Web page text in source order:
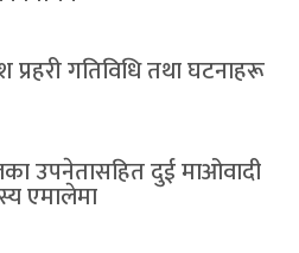
प्रहरी गतिविधि तथा घटनाहरू
उपनेतासहित दुई माओवादी
एमालेमा